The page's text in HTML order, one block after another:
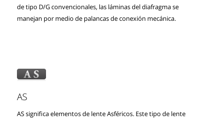
de tipo D/G convencionales, las láminas del diafragma se
manejan por medio de palancas de conexión mecánica.
AS
AS significa elementos de lente Asféricos. Este tipo de lente